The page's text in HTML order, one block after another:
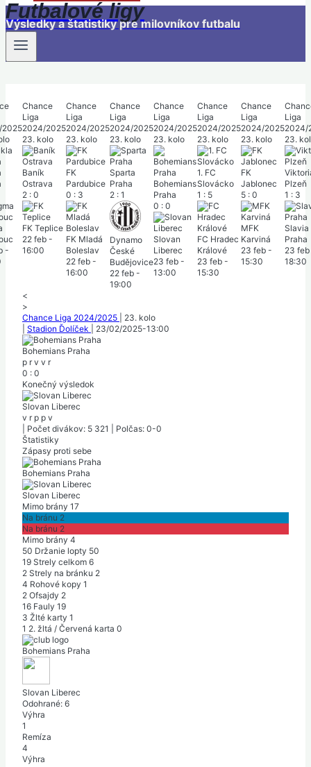
Futbalové ligy
Výsledky a štatistiky pre milovníkov futbalu
-
Chance
Liga
2024/2025
23. kolo
Baník
Ostrava
2 : 0
FK Teplice
22 feb -
16:00
Chance
Liga
2024/2025
23. kolo
FK
Pardubice
0 : 3
FK Mladá
Boleslav
22 feb -
16:00
Chance
Liga
2024/2025
23. kolo
Sparta
Praha
2 : 1
Dynamo
České
Budějovice
22 feb -
19:00
Chance
Liga
2024/2025
23. kolo
Bohemians
Praha
0 : 0
Slovan
Liberec
23 feb -
13:00
Chance
Liga
2024/2025
23. kolo
1. FC
Slovácko
1 : 5
FC Hradec
Králové
23 feb -
15:30
Chance
Liga
2024/2025
23. kolo
FK
Jablonec
5 : 0
MFK
Karviná
23 feb -
15:30
Liga
2024/
23.
Plzeň
1 : 3
Slavia
Praha
23 feb
18:30
<
>
Chance Liga 2024/2025
23. kolo
Stadion Ďolíček 23/02/2025-13:00
Bohemians Praha
p r v v r
0 : 0
Konečný výsledok
Slovan Liberec
v r p p v
Počet divákov: 5 321
Polčas: 0-0
Štatistiky
Zápasy proti sebe
Bohemians Praha
Slovan Liberec
Mimo brány 17
Na bránu 2
Na bránu 2
Mimo brány 4
50 Držanie lopty 50
19 Strely celkom 6
2 Strely na bránku 2
4 Rohové kopy 1
2 Ofsajdy 2
16 Fauly 19
3 Žlté karty 1
1 2. žltá / Červená karta 0
Bohemians Praha
Slovan Liberec
Odohrané: 6
Výhra
1
Remíza
4
Výhra